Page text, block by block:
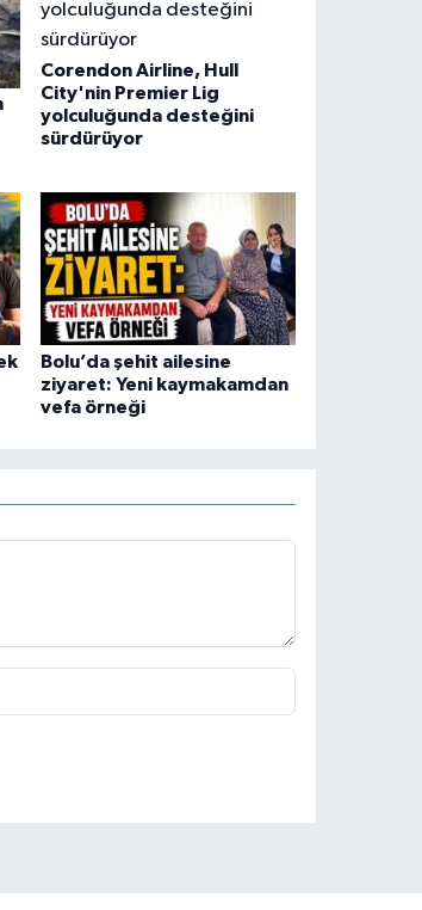
Corendon Airline, Hull
City'nin Premier Lig
yolculuğunda desteğini
sürdürüyor
Bolu’da şehit ailesine
ziyaret: Yeni kaymakamdan
vefa örneği